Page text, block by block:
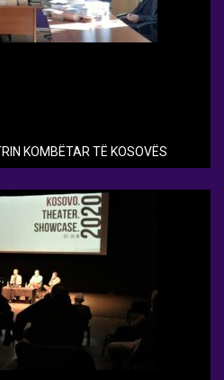
KOMBËTAR TË KOSOVËS